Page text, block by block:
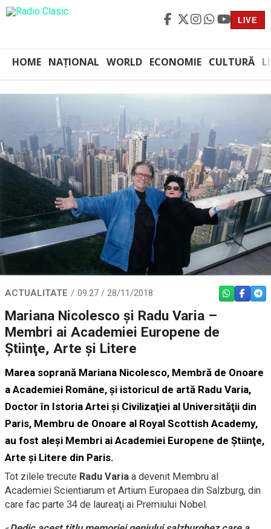
LIVE
HOME NAȚIONAL WORLD ECONOMIE CULTURĂ
ACTUALITATE 09:27 / 28/11/2018 WHATSAPP
Mariana Nicolesco şi Radu Varia –
Membri ai Academiei Europene de
Ştiinţe, Arte şi Litere
Marea soprană Mariana Nicolesco, Membră de Onoare
a Academiei Române, şi istoricul de artă Radu Varia,
Doctor în Istoria Artei şi Civilizaţiei al Universităţii din
Paris, Membru de Onoare al Royal Scottish Academy,
au fost aleşi Membri ai Academiei Europene de Ştiinţe,
Arte şi Litere din Paris.
Tot zilele trecute Radu Varia a devenit Membru al
Academiei Scientiarum et Artium Europaea din Salzburg, din
care fac parte 34 de laureaţi ai Premiului Nobel.